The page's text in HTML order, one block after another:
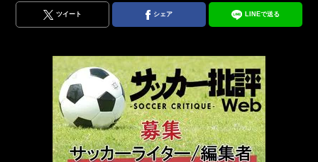
ツイート シェア LINEで送る